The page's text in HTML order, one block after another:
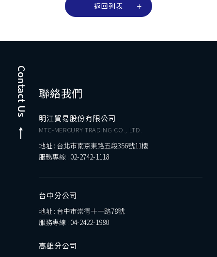
返回列表
Contact Us 聯絡我們
明江貿易股份有限公司
MTC-MERCURY TRADING CO., LTD.
地址 : 台北市南京東路五段356號11樓
服務專線 : 02-2742-1118
台中分公司
地址 : 台中市崇德十一路78號
服務專線 : 04-2422-1980
高雄分公司